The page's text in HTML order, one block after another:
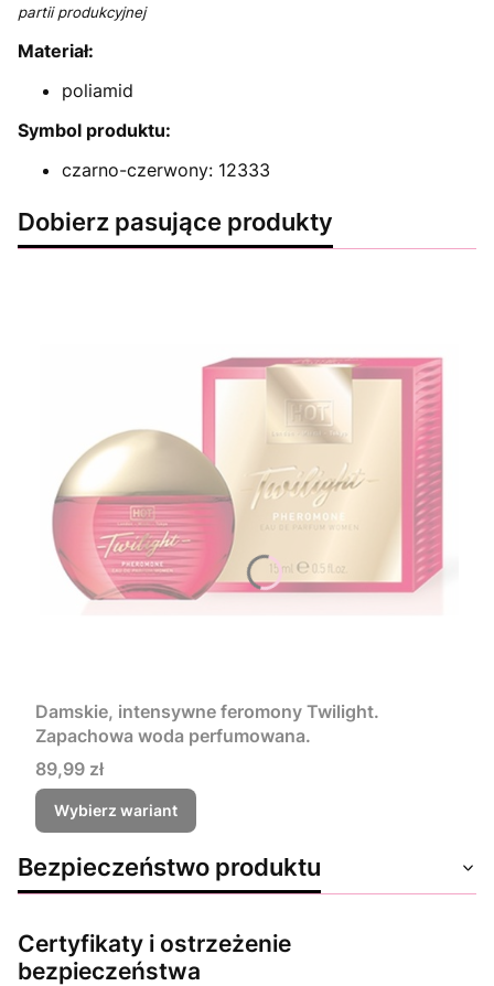
partii produkcyjnej
Materiał:
poliamid
Symbol produktu:
czarno-czerwony: 12333
Dobierz pasujące produkty
Damskie, intensywne feromony Twilight.
Zapachowa woda perfumowana.
Cena
89,99 zł
Wybierz wariant
Bezpieczeństwo produktu
Certyfikaty i ostrzeżenie
bezpieczeństwa